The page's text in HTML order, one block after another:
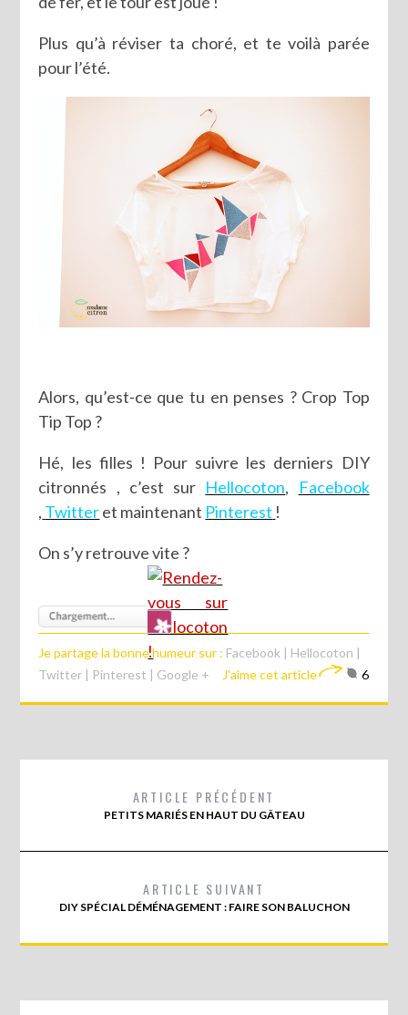
Plus qu’à réviser ta choré, et te voilà parée
pour l’été.
Alors, qu’est-ce que tu en penses ? Crop Top
Tip Top ?
Hé, les filles ! Pour suivre les derniers DIY
citronnés , c’est sur Hellocoton,
Facebook
, Twitteret maintenant Pinterest !
On s’y retrouve vite ?
Je partage la bonne humeur sur : Facebook | Hellocoton |
Twitter | Pinterest | Google + J'aime cet article 6
ARTICLE PRÉCÉDENT
PETITS MARIÉS EN HAUT DU GÂTEAU
ARTICLE SUIVANT
DIY SPÉCIAL DÉMÉNAGEMENT : FAIRE SON BALUCHON